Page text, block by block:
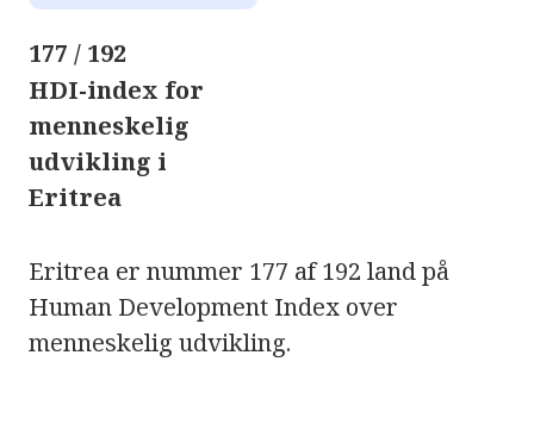
177 / 192
HDI-index for
menneskelig
udvikling i
Eritrea
Eritrea er nummer 177 af 192 land på
Human Development Index over
menneskelig udvikling.